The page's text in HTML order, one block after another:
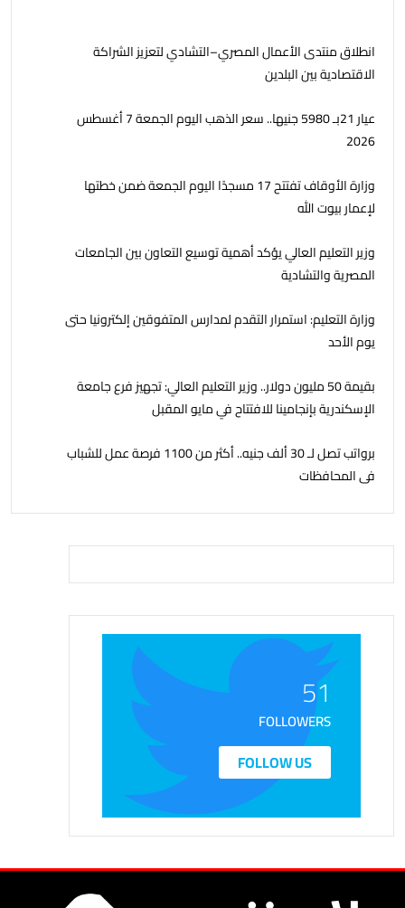
انطلاق منتدى الأعمال المصري–التشادي لتعزيز الشراكة
الاقتصادية بين البلدين
عيار 21بـ 5980 جنيها.. سعر الذهب اليوم الجمعة 7 أغسطس
2026
وزارة الأوقاف تفتتح 17 مسجدًا اليوم الجمعة ضمن خطتها
لإعمار بيوت الله
وزير التعليم العالي يؤكد أهمية توسيع التعاون بين الجامعات
المصرية والتشادية
وزارة التعليم: استمرار التقدم لمدارس المتفوقين إلكترونيا حتى
يوم الأحد
بقيمة 50 مليون دولار.. وزير التعليم العالي: تجهيز فرع جامعة
الإسكندرية بإنجامينا للافتتاح في مايو المقبل
برواتب تصل لـ 30 ألف جنيه.. أكثر من 1100 فرصة عمل للشباب
فى المحافظات
51
FOLLOWERS
FOLLOW US